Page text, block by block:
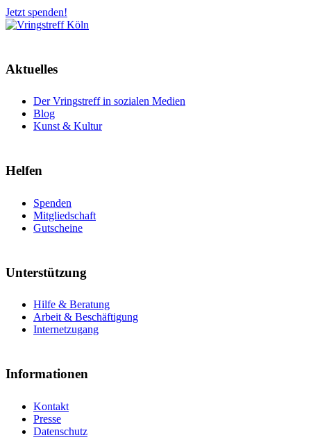
Jetzt spenden!
Aktuelles
Der Vringstreff in sozialen Medien
Blog
Kunst & Kultur
Helfen
Spenden
Mitgliedschaft
Gutscheine
Unterstützung
Hilfe & Beratung
Arbeit & Beschäftigung
Internetzugang
Informationen
Kontakt
Presse
Datenschutz